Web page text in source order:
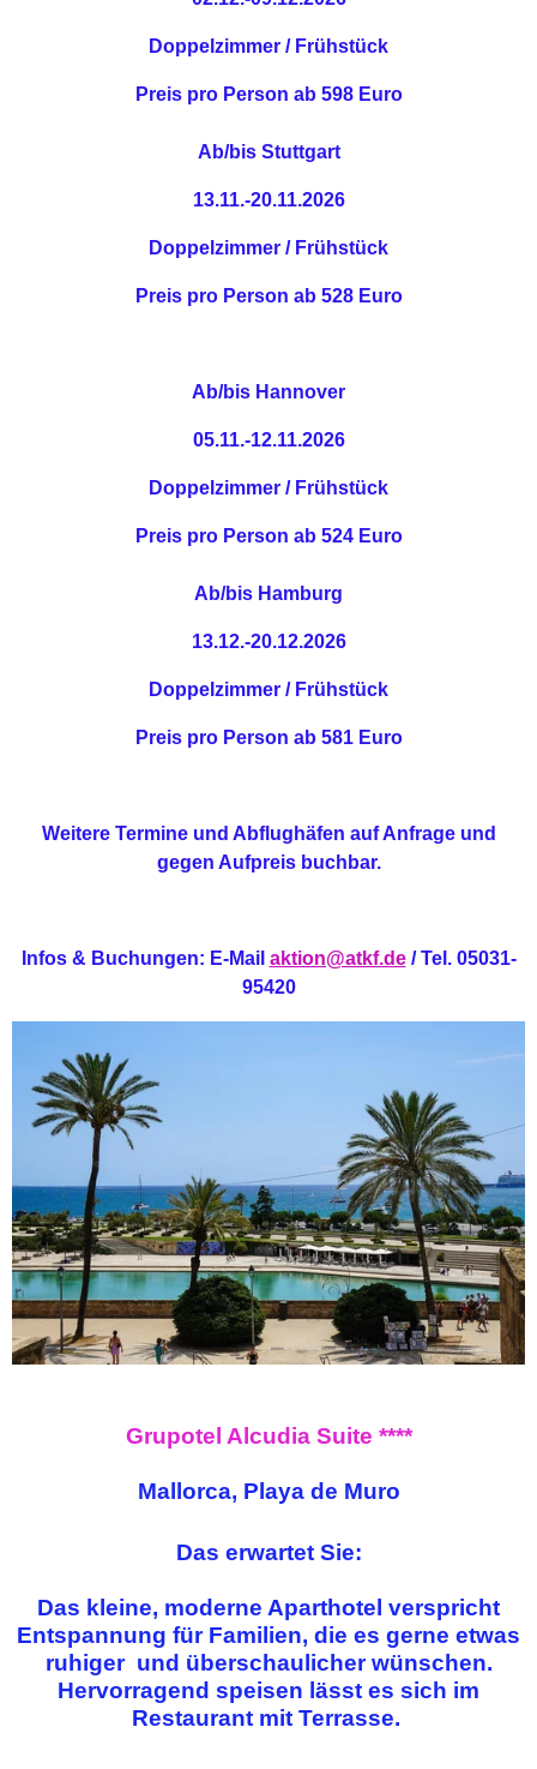
Doppelzimmer / Frühstück
Preis pro Person ab 598 Euro
Ab/bis Stuttgart
13.11.-20.11.2026
Doppelzimmer / Frühstück
Preis pro Person ab 528 Euro
Ab/bis Hannover
05.11.-12.11.2026
Doppelzimmer / Frühstück
Preis pro Person ab 524 Euro
Ab/bis Hamburg
13.12.-20.12.2026
Doppelzimmer / Frühstück
Preis pro Person ab 581 Euro
Weitere Termine und Abflughäfen auf Anfrage und
gegen Aufpreis buchbar.
Infos & Buchungen: E-Mail aktion@atkf.de/ Tel. 05031-
95420
Grupotel Alcudia Suite ****
Mallorca, Playa de Muro
Das erwartet Sie:
Das kleine, moderne Aparthotel verspricht
Entspannung für Familien, die es gerne etwas
ruhiger und überschaulicher wünschen.
Hervorragend speisen lässt es sich im
Restaurant mit Terrasse.